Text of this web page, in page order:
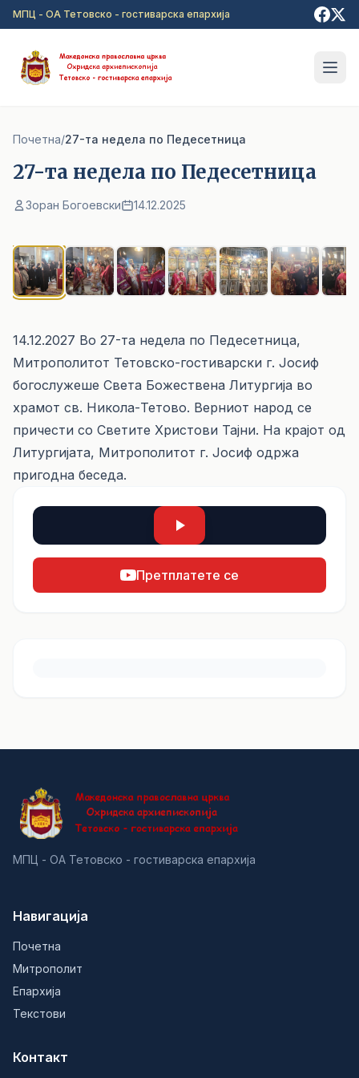
Прејди на главна содржина
МПЦ - ОА Тетовско - гостиварска епархија
Почетна/27-та недела по Педесетница
27-та недела по Педесетница
Зоран Богоевски 14.12.2025
14.12.2027 Во 27-та недела по Педесетница,
Митрополитот Тетовско-гостиварски г. Јосиф
богослужеше Света Божествена Литургија во
храмот св. Никола-Тетово. Верниот народ се
причести со Светите Христови Тајни. На крајот од
Литургијата, Митрополитот г. Јосиф одржа
пригодна беседа.
Претплатете се
МПЦ - ОА Тетовско - гостиварска епархија
Навигација
Почетна
Митрополит
Епархија
Текстови
Контакт